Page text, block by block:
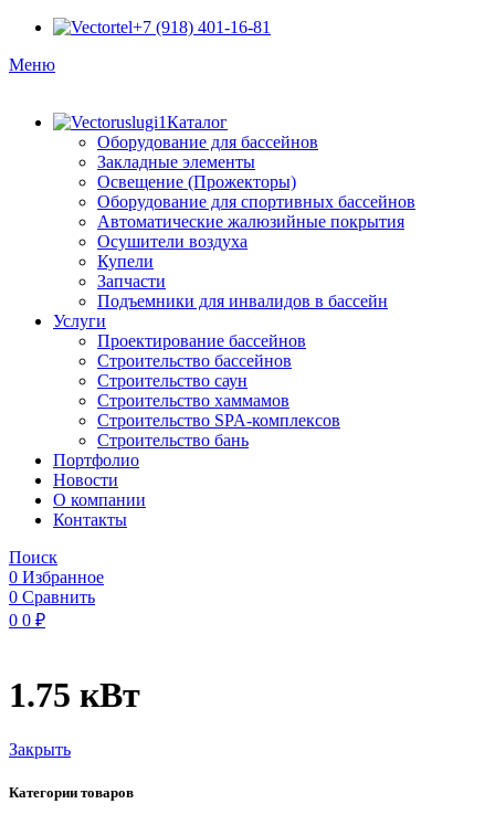
+7 (918) 401-16-81
Меню
Каталог
Оборудование для бассейнов
Закладные элементы
Освещение (Прожекторы)
Оборудование для спортивных бассейнов
Автоматические жалюзийные покрытия
Осушители воздуха
Купели
Запчасти
Подъемники для инвалидов в бассейн
Услуги
Проектирование бассейнов
Строительство бассейнов
Строительство саун
Строительство хаммамов
Строительство SPA-комплексов
Строительство бань
Портфолио
Новости
O компании
Контакты
Поиск
0 Избранное
0 Сравнить
0 0 ₽
1.75 кВт
Закрыть
Категории товаров